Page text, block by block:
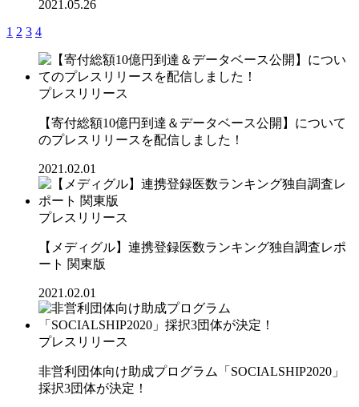
2021.05.26
1 2 3 4
プレスリリース
【寄付総額10億円到達＆データベース公開】について
のプレスリリースを配信しました！
2021.02.01
プレスリリース
【メディグル】連携登録医数ランキング独⾃調査レポ
ート 関東版
2021.02.01
プレスリリース
非営利団体向け助成プログラム「SOCIALSHIP2020」
採択3団体が決定！